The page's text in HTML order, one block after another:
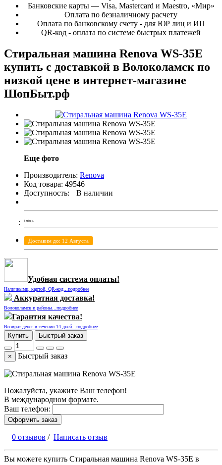
Банковские карты — Visa, Mastercard и Maestro, «Мир»
Оплата по безналичному расчету
Оплата по банковскому счету - для ЮР лиц и ИП
QR-код - оплата по системе быстрых платежей
Стиральная машина Renova WS-35E
купить с доставкой в Волоколамск по
низкой цене в интернет-магазине
ШопБыт.рф
Еще фото
Производитель: Renova
Код товара: 49546
Доступность:
В наличии
6 960 р.
Доставим до: 12 Августа
Удобная система оплаты!
Наличными, картой, QR-код...подробнее
Аккуратная доставка!
Волоколамск и районы...подробнее
Гарантия качества!
Возврат денег в течении 14 дней...подробнее
Купить Быстрый заказ
× Быстрый заказ
Пожалуйста, укажите Ваш телефон!
В международном формате.
Ваш телефон:
Оформить заказ
0 отзывов / Написать отзыв
Вы можете купить Стиральная машина Renova WS-35E в